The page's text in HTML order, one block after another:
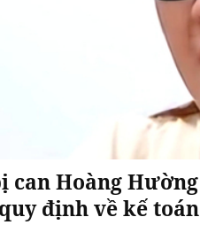
can Hoàng Hường
định về kế toán